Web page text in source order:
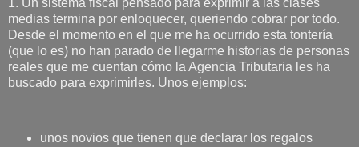
medias termina por enloquecer, queriendo cobrar por todo.
Desde el momento en el que me ha ocurrido esta tontería
(que lo es) no han parado de llegarme historias de personas
reales que me cuentan cómo la Agencia Tributaria les ha
buscado para exprimirles. Unos ejemplos:
unos novios que tienen que declarar los regalos